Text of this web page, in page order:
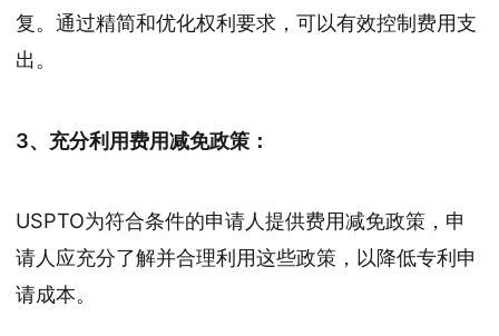
复。通过精简和优化权利要求，可以有效控制费用支
出。
3、充分利用费用减免政策：
USPTO为符合条件的申请人提供费用减免政策，申
请人应充分了解并合理利用这些政策，以降低专利申
请成本。